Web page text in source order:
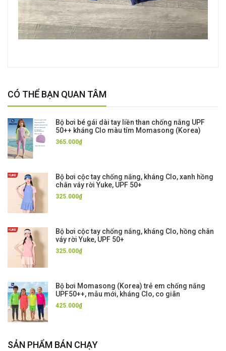
CÓ THỂ BẠN QUAN TÂM
Bộ bơi bé gái dài tay liền than chống nắng UPF
50++ kháng Clo màu tím Momasong (Korea)
365.000₫
Bộ bơi cộc tay chống nắng, kháng Clo, xanh hồng
chân váy rời Yuke, UPF 50+
325.000₫
Bộ bơi cộc tay chống nắng, kháng Clo, hồng chân
váy rời Yuke, UPF 50+
325.000₫
Bộ bơi Momasong (Korea) trẻ em chống nắng
UPF50++, mẫu mới, kháng Clo, co giãn
425.000₫
SẢN PHẨM BÁN CHẠY